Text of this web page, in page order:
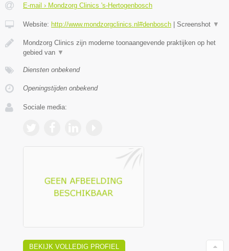
E-mail › Mondzorg Clinics 's-Hertogenbosch
Website: http://www.mondzorgclinics.nl#denbosch Screenshot ▼
Mondzorg Clinics zijn moderne toonaangevende praktijken op het
gebied van ▼
Diensten onbekend
Openingstijden onbekend
Sociale media:
BEKIJK VOLLEDIG PROFIEL